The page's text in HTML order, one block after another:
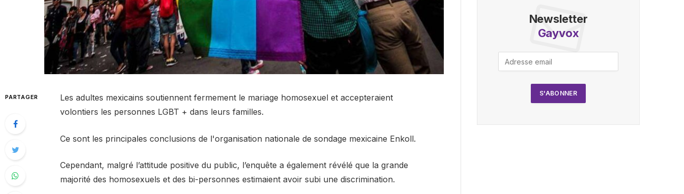
PARTAGER
Les adultes mexicains soutiennent fermement le mariage homosexuel et accepteraient
volontiers les personnes LGBT + dans leurs familles.
Ce sont les principales conclusions de l'organisation nationale de sondage mexicaine Enkoll.
Cependant, malgré l’attitude positive du public, l’enquête a également révélé que la grande
majorité des homosexuels et des bi-personnes estimaient avoir subi une discrimination.
Newsletter
Gayvox